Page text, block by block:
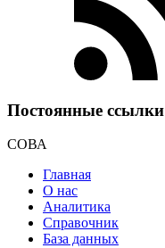
Постоянные ссылки
СОВА
Главная
О нас
Аналитика
Справочник
База данных